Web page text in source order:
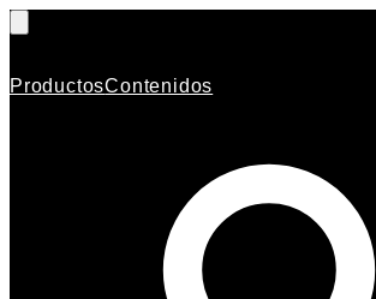
ProductosContenidos